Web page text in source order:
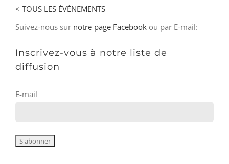
< TOUS LES ÉVÈNEMENTS
Suivez-nous sur notre page Facebook ou par E-mail:
Inscrivez-vous à notre liste de
diffusion
E-mail